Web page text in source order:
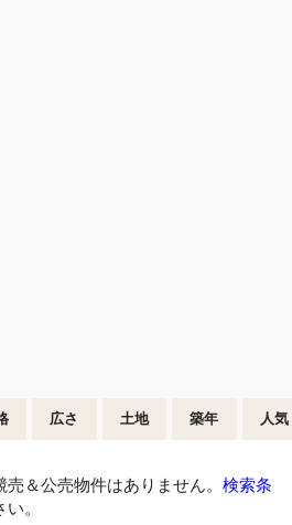
広さ 土地 築年 人気
＆公売物件はありません。 検索条
。